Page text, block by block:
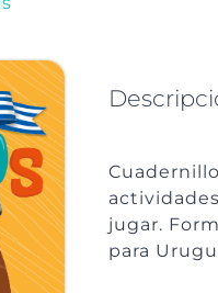
jugar.
para